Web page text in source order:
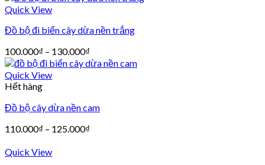
Quick View
Đồ bộ đi biển cây dừa nền trắng
100.000₫ – 130.000₫
Quick View
Hết hàng
Đồ bộ cây dừa nền cam
110.000₫ – 125.000₫
Quick View